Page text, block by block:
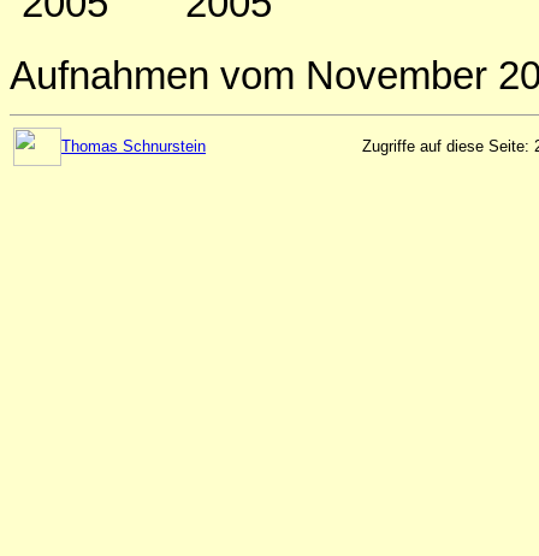
Aufnahmen vom November
Thomas Schnurstein Zugriffe auf diese Seite: